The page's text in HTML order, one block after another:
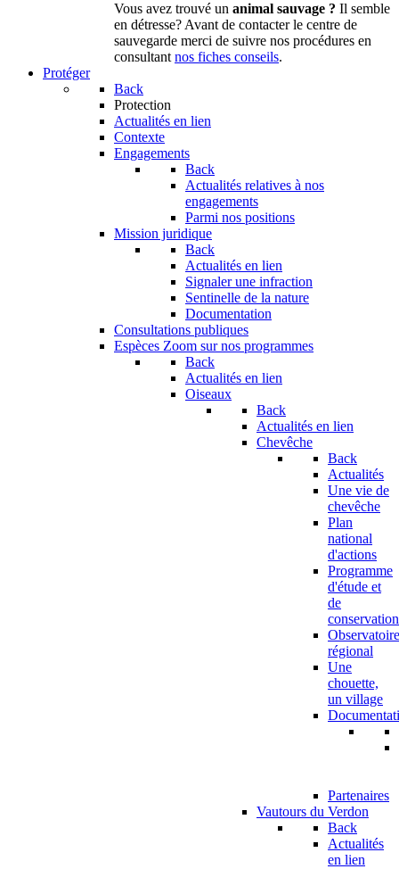
Vous avez trouvé un animal sauvage ? Il semble
en détresse? Avant de contacter le centre de
sauvegarde merci de suivre nos procédures en
consultantnos fiches conseils.
Protéger
Back
Protection
Actualités en lien
Contexte
Engagements
Back
Actualités relatives à nos
engagements
Parmi nos positions
Mission juridique
Back
Actualités en lien
Signaler une infraction
Sentinelle de la nature
Documentation
Consultations publiques
Espèces Zoom sur nos programmes
Back
Actualités en lien
Oiseaux
Back
Actualités en lien
Chevêche
Back
Actualités
Une vie de
chevêche
Plan
national
d'actions
Programme
d'étude et
de
conservation
Observatoire
régional
Une
chouette,
un village
Partenaires
Vautours du Verdon
Back
Actualités
en lien